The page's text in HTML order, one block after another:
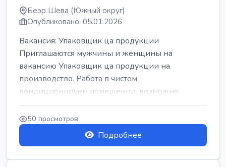
Беэр Шева (Южный округ)
Опубликовано: 05.01.2026
Вакансия: Упаковщик ца продукции
Приглашаются мужчины и женщины на
вакансию Упаковщик ца продукции на
производство. Работа в чистом
кондиционируем помещении, возможно
работать сидя. Работа с воскресен...
50 просмотров
Подробнее